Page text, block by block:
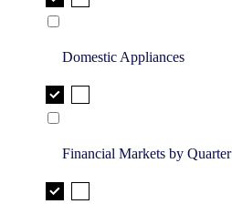
Domestic Appliances
Financial Markets by Quarter